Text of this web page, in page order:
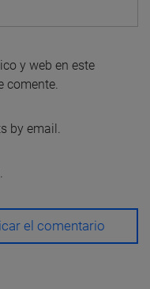
y web en este
comente.
by email.